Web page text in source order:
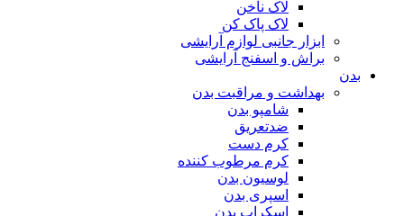
لاک ناخن
لاک پاک کن
ابزار جانبی لوازم آرایشی
براش و اسفنج آرایشی
بدن
بهداشت و مراقبت بدن
شامپو بدن
ضدتعریق
کرم دست
کرم مرطوب کننده
لوسیون بدن
اسپری بدن
اسکراب بدن